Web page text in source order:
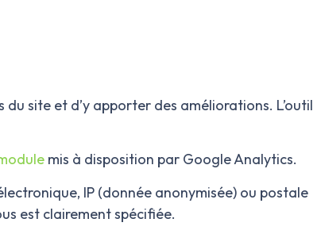
site et d’y apporter des améliorations. L’outil
mis à disposition par Google Analytics.
IP (donnée anonymisée) ou postale
est clairement spécifiée.